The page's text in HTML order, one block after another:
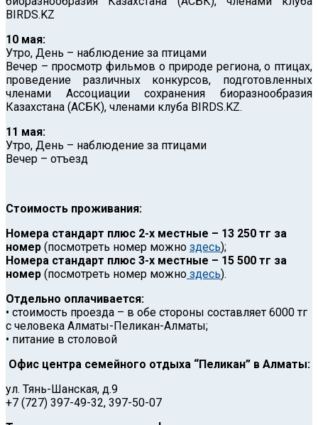
BIRDS.KZ
10 мая:
Утро, День – наблюдение за птицами
Вечер – просмотр фильмов о природе региона, о птицах,
проведение различных конкурсов, подготовленных
членами Ассоциации сохранения биоразнообразия
Казахстана (АСБК), членами клуба BIRDS.KZ.
11 мая:
Утро, День – наблюдение за птицами
Вечер – отъезд
Стоимость проживания:
Номера стандарт плюс 2-х местные – 13 250 тг за
номер (посмотреть номер можно здесь);
Номера стандарт плюс 3-х местные – 15 500 тг за
номер (посмотреть номер можно здесь).
Отдельно оплачивается:
• стоимость проезда – в обе стороны составляет 6000 тг
с человека Алматы-Пеликан-Алматы;
• питание в столовой
Офис центра семейного отдыха “Пеликан” в Алматы:
ул. Тянь-Шанская, д.9
+7 (727) 397-49-32, 397-50-07